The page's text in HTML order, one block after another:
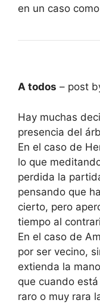
en un caso
A todos – post
Hay muchas
presencia del
En el caso de
lo que
perdida la
pensando que
cierto, pero
tiempo al
En el caso de
por ser vecino,
extienda la
que cuando
raro o muy rara